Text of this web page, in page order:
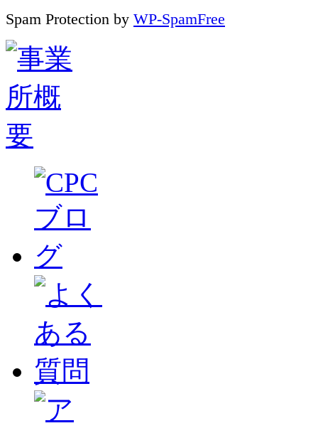
Spam Protection by WP-SpamFree